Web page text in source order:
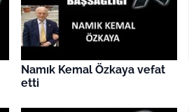
Namık Kemal Özkaya vefat
etti